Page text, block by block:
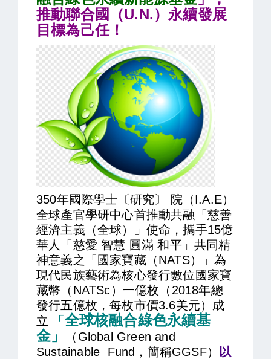
推動聯合國（U.N.）永續發展
目標為己任！
350年國際學士〔研究〕 院（I.A.E）
全球產官學研中心首推動共融「慈善
經濟主義（全球）」使命，攜手15億
華人「慈愛 智慧 圓滿 和平」共同精
神意義之「國家寶藏（NATS）」為
現代民族藝術為核心發行數位國家寶
藏幣（NATSc）一億枚（2018年總
發行五億枚，每枚市價3.6美元）成
立
「 全球核融合綠色永續基
金」
（Global Green and
Sustainable Fund，簡稱GGSF）
以